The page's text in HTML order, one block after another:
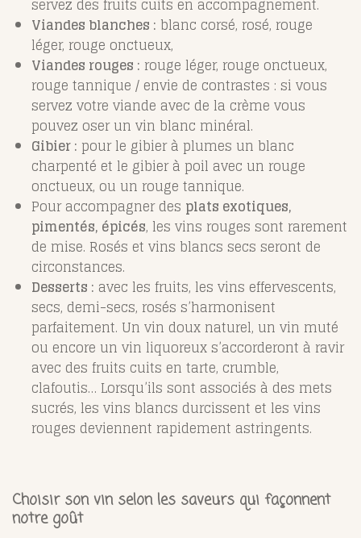
servez des fruits cuits en accompagnement.
Viandes blanches : blanc corsé, rosé, rouge
léger, rouge onctueux,
Viandes rouges : rouge léger, rouge onctueux,
rouge tannique / envie de contrastes : si vous
servez votre viande avec de la crème vous
pouvez oser un vin blanc minéral.
Gibier : pour le gibier à plumes un blanc
charpenté et le gibier à poil avec un rouge
onctueux, ou un rouge tannique.
Pour accompagner des plats exotiques,
pimentés, épicés, les vins rouges sont rarement
de mise. Rosés et vins blancs secs seront de
circonstances.
Desserts : avec les fruits, les vins effervescents,
secs, demi-secs, rosés s’harmonisent
parfaitement. Un vin doux naturel, un vin muté
ou encore un vin liquoreux s’accorderont à ravir
avec des fruits cuits en tarte, crumble,
clafoutis… Lorsqu’ils sont associés à des mets
sucrés, les vins blancs durcissent et les vins
rouges deviennent rapidement astringents.
Choisir son vin selon les saveurs qui façonnent
notre goût